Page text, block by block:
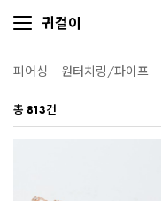
귀걸이
피어싱 원터치링/파이프
총 813건